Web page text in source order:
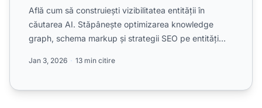
Află cum să construiești vizibilitatea entității în
căutarea AI. Stăpânește optimizarea knowledge
graph, schema markup și strategii SEO pe entități
Jan 3, 2026 13 min citire